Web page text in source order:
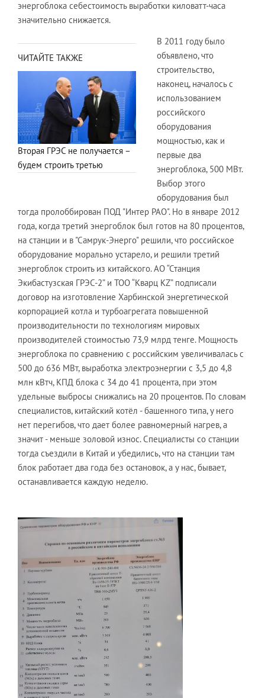
энергоблока себестоимость выработки киловатт-часа
значительно снижается.
ЧИТАЙТЕ ТАКЖЕ
Вторая ГРЭС не получается –
будем строить третью
В 2011 году было
объявлено, что
строительство,
наконец, началось с
использованием
российского
оборудования
мощностью, как и
первые два
энергоблока, 500 МВт.
Выбор этого
оборудования был
тогда пролоббирован ПОД "Интер РАО". Но в январе 2012
года, когда третий энергоблок был готов на 80 процентов,
на станции и в "Самрук-Энерго" решили, что российское
оборудование морально устарело, и решили третий
энергоблок строить из китайского. АО “Станция
Экибастузская ГРЭС-2” и ТОО “Кварц KZ” подписали
договор на изготовление Харбинской энергетической
корпорацией котла и турбоагрегата повышенной
производительности по технологиям мировых
производителей стоимостью 73,9 млрд тенге. Мощность
энергоблока по сравнению с российским увеличивалась с
500 до 636 МВт, выработка электроэнергии с 3,5 до 4,8
млн кВтч, КПД блока с 34 до 41 процента, при этом
удельные выбросы снижались на 20 процентов. По словам
специалистов, китайский котёл - башенного типа, у него
нет перегибов, что дает более равномерный нагрев, а
значит - меньше золовой износ. Специалисты со станции
тогда съездили в Китай и убедились, что на станции там
блок работает два года без остановок, а у нас, бывает,
останавливается каждую неделю.